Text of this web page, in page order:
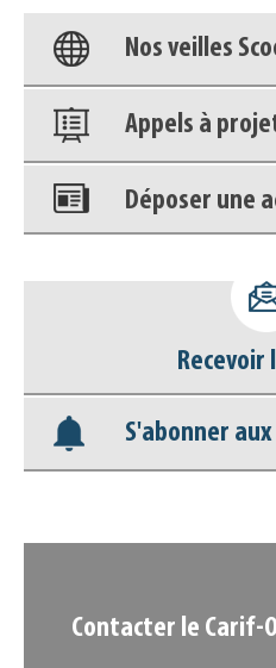
Nos veilles
Appels à
Déposer une
déconnecter)
Base
Nos veilles
S'abonner
Contacter le Carif-